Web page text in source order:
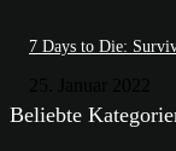
7 Days to Die:
Beliebte